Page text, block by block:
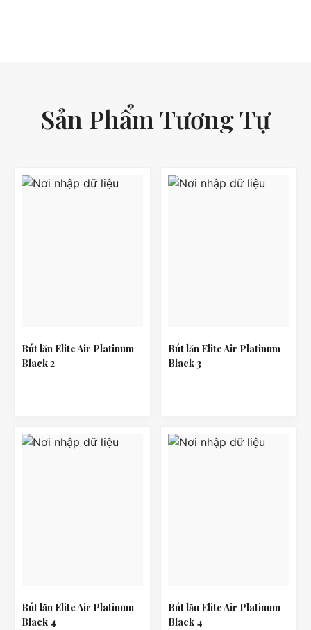
Sản Phẩm Tương Tự
Bút lăn Elite Air Platinum
Black 2
Bút lăn Elite Air Platinum
Black 3
Bút lăn Elite Air Platinum
Black 4
Bút lăn Elite Air Platinum
Black 4